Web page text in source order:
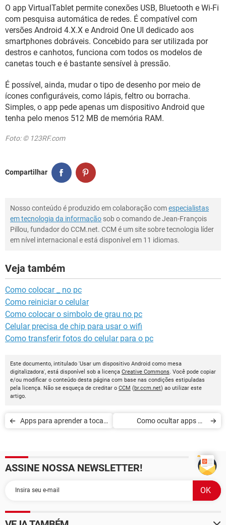
O app VirtualTablet permite conexões USB, Bluetooth e Wi-Fi
com pesquisa automática de redes. É compatível com
versões Android 4.X.X e Android One UI dedicado aos
smartphones dobráveis. Concebido para ser utilizada por
destros e canhotos, funciona com todos os modelos de
canetas touch e é bastante sensível à pressão.
É possível, ainda, mudar o tipo de desenho por meio de
ícones configuráveis, como lápis, feltro ou borracha.
Simples, o app pede apenas um dispositivo Android que
tenha pelo menos 512 MB de memória RAM.
Foto: © 123RF.com
Compartilhar
Nosso conteúdo é produzido em colaboração comespecialistas
em tecnologia da informação sob o comando de Jean-François
Pillou, fundador do CCM.net. CCM é um site sobre tecnologia líder
em nível internacional e está disponível em 11 idiomas.
Veja também
Como colocar _ no pc
Como reiniciar o celular
Como colocar o simbolo de grau no pc
Celular precisa de chip para usar o wifi
Como transferir fotos do celular para o pc
Este documento, intitulado 'Usar um dispositivo Android como mesa
digitalizadora', está disponível sob a licença Creative Commons. Você pode copiar
e/ou modificar o conteúdo desta página com base nas condições estipuladas
pela licença. Não se esqueça de creditar o CCM (br.ccm.net) ao utilizar este
artigo.
Apps para aprender a tocar
Como ocultar apps no
ASSINE NOSSA NEWSLETTER!